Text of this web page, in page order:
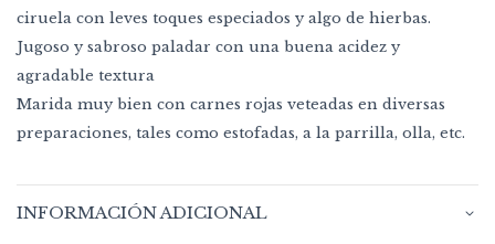
ciruela con leves toques especiados y algo de hierbas.
Jugoso y sabroso paladar con una buena acidez y
agradable textura
Marida muy bien con carnes rojas veteadas en diversas
preparaciones, tales como estofadas, a la parrilla, olla, etc.
INFORMACIÓN ADICIONAL